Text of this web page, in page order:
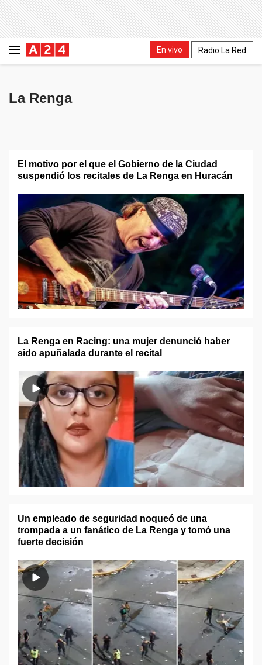
En vivo Radio La Red
La Renga
El motivo por el que el Gobierno de la Ciudad
suspendió los recitales de La Renga en Huracán
La Renga en Racing: una mujer denunció haber
sido apuñalada durante el recital
Un empleado de seguridad noqueó de una
trompada a un fanático de La Renga y tomó una
fuerte decisión